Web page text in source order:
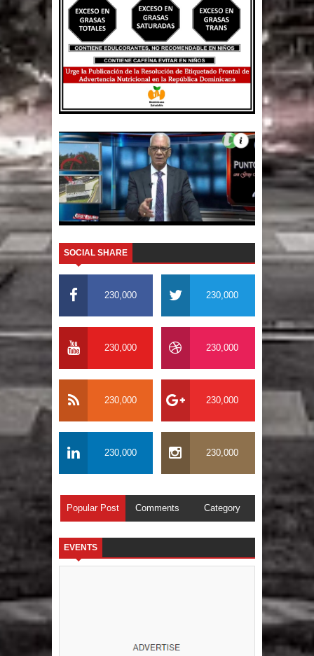
SOCIAL SHARE
230,000 230,000
230,000 230,000
230,000 230,000
230,000 230,000
Popular Post Comments Category
EVENTS